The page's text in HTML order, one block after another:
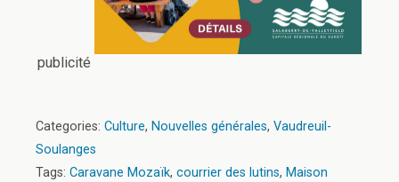
publicité
Categories: Culture, Nouvelles générales, Vaudreuil-
Soulanges
Tags: Caravane Mozaïk, courrier des lutins, Maison